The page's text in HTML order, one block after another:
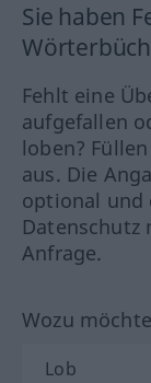
Sie haben
Fehlt eine
aufgefallen
loben?
aus. Die
optional und
Datenschutz
Anfrage.
Wozu